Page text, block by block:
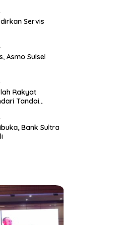
Layanan Imigrasi Terintegrasi
Servis
Asmo Sulsel
Rakyat
Tandai
Bank Sultra